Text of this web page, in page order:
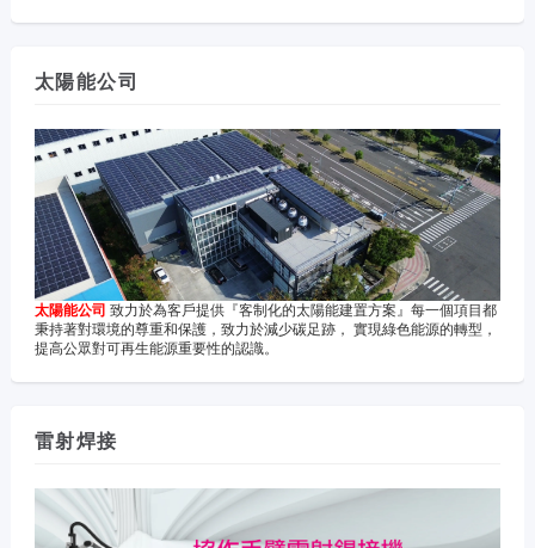
太陽能公司
太陽能公司 致力於為客戶提供『客制化的太陽能建置方案』每一個項目都
秉持著對環境的尊重和保護，致力於減少碳足跡， 實現綠色能源的轉型，
提高公眾對可再生能源重要性的認識。
雷射焊接